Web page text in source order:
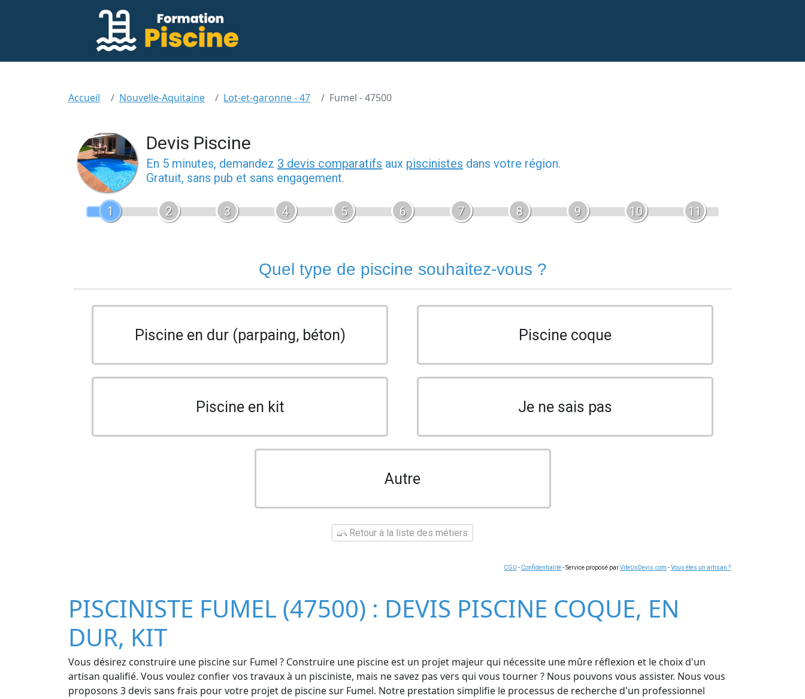
Accueil Nouvelle-Aquitaine Lot-et-garonne - 47 Fumel - 47500
Devis Piscine
En 5 minutes, demandez 3 devis comparatifs aux piscinistes dans votre région.
Gratuit, sans pub et sans engagement.
1 2 3 4 5 6 7 8 9 10 11
Quel type de piscine souhaitez-vous ?
Piscine en dur (parpaing, béton) Piscine coque
Piscine en kit Je ne sais pas
Autre
Retour à la liste des métiers
CGU - Confidentialité- Service proposé parViteUnDevis.com -Vous êtes un artisan ?
PISCINISTE FUMEL (47500) : DEVIS PISCINE COQUE, EN
DUR, KIT
Vous désirez construire une piscine sur Fumel ? Construire une piscine est un projet majeur qui nécessite une mûre réflexion et le choix d'un
artisan qualifié. Vous voulez confier vos travaux à un pisciniste, mais ne savez pas vers qui vous tourner ? Nous pouvons vous assister. Nous vous
proposons 3 devis sans frais pour votre projet de piscine sur Fumel. Notre prestation simplifie le processus de recherche d'un professionnel